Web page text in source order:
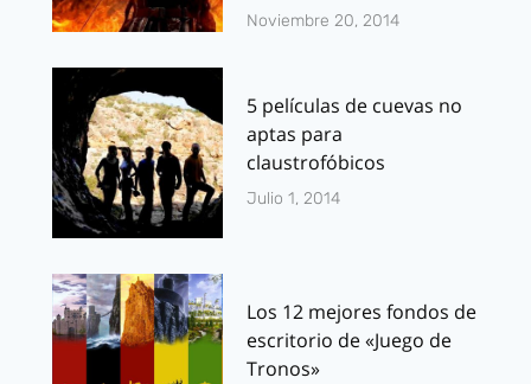
Noviembre 20, 2014
5 películas de cuevas no
aptas para
claustrofóbicos
Julio 1, 2014
Los 12 mejores fondos de
escritorio de «Juego de
Tronos»